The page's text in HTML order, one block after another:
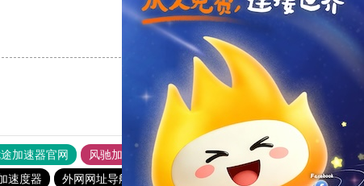
[0]
加速器官网 风驰加速器
旋风加速器
速度器 外网网址导航 软件中心 雷霆加速
狂飙加速器